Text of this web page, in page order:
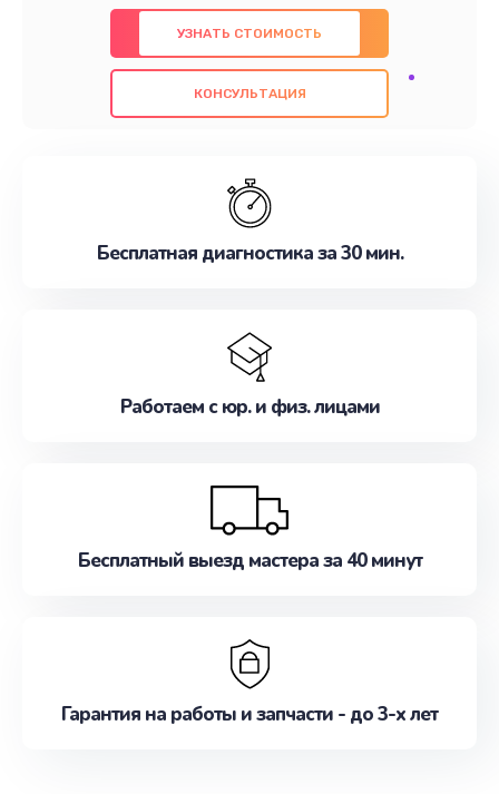
предлагаем быстрый и качественный ремонт с
использованием оригинальных компонентов, а
также гарантируем качество всех
проведенных работ. Наша цель - предоставить
наилучшим образом. Не медлите записаться на
УЗНАТЬ СТОИМОСТЬ
КОНСУЛЬТАЦИЯ
Бесплатная диагностика за 30 мин.
Работаем с юр. и физ. лицами
Бесплатный выезд мастера за 40 минут
Гарантия на работы и запчасти - до 3-х лет